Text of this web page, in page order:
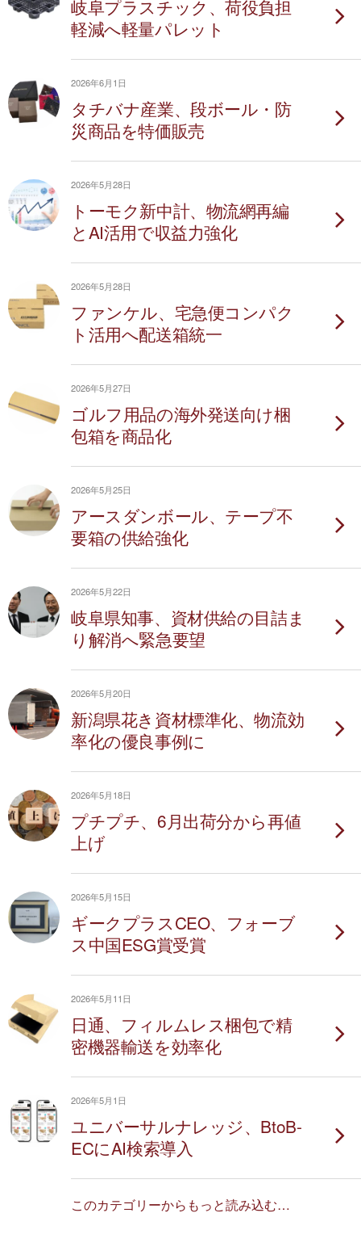
岐阜プラスチック、荷役負担
軽減へ軽量パレット
2026年6月1日
タチバナ産業、段ボール・防
災商品を特価販売
2026年5月28日
トーモク新中計、物流網再編
とAI活用で収益力強化
2026年5月28日
ファンケル、宅急便コンパク
ト活用へ配送箱統一
2026年5月27日
ゴルフ用品の海外発送向け梱
包箱を商品化
2026年5月25日
アースダンボール、テープ不
要箱の供給強化
2026年5月22日
岐阜県知事、資材供給の目詰ま
り解消へ緊急要望
2026年5月20日
新潟県花き資材標準化、物流効
率化の優良事例に
2026年5月18日
プチプチ、6月出荷分から再値
上げ
2026年5月15日
ギークプラスCEO、フォーブ
ス中国ESG賞受賞
2026年5月11日
日通、フィルムレス梱包で精
密機器輸送を効率化
2026年5月1日
ユニバーサルナレッジ、BtoB-
ECにAI検索導入
このカテゴリーからもっと読み込む…